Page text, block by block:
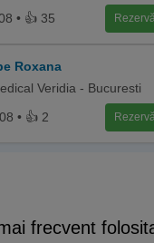
• 👍 35 Rezervă
Roxana
Veridia - Bucuresti
• 👍 2 Rezervă
frecvent